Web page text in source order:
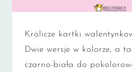
Królicze kartki
Dwie wersje w kolorze, a
czarno-biała do